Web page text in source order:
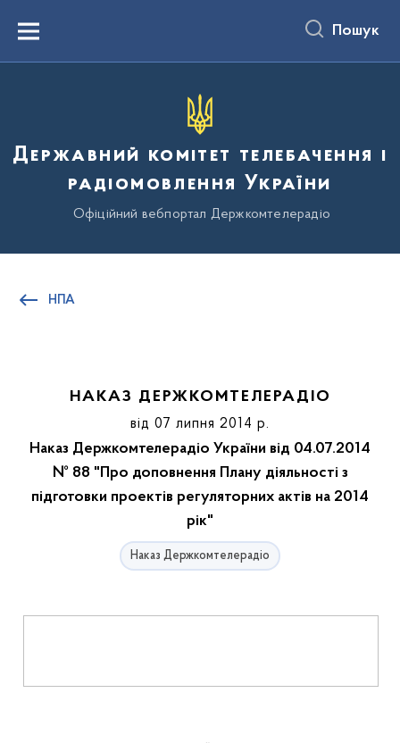
вмістуMenu Пошук
Державний комітет телебачення і
радіомовлення України
Офіційний вебпортал Держкомтелерадіо
НПА
НАКАЗ ДЕРЖКОМТЕЛЕРАДІО
від 07 липня 2014 р.
Наказ Держкомтелерадіо України від 04.07.2014
№ 88 "Про доповнення Плану діяльності з
підготовки проектів регуляторних актів на 2014
рік"
Наказ Держкомтелерадіо